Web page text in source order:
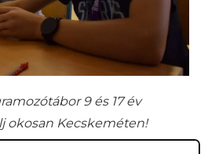
9 és 17 év
okosan Kecskeméten!